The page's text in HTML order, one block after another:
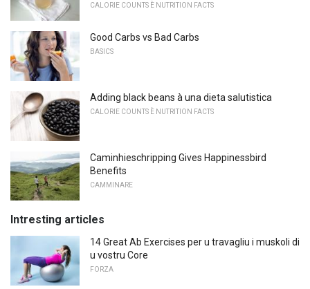
CALORIE COUNTS È NUTRITION FACTS
Good Carbs vs Bad Carbs
BASICS
Adding black beans à una dieta salutistica
CALORIE COUNTS È NUTRITION FACTS
Caminhieschripping Gives Happinessbird
Benefits
CAMMINARE
Intresting articles
14 Great Ab Exercises per u travagliu i muskoli di
u vostru Core
FORZA